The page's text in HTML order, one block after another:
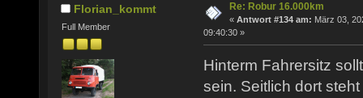
Florian_kommt
Full Member
Re: Robur 16.000km
« Antwort #134 am: März 03,
09:40:30 »
Hinterm Fahrersitz
sein. Seitlich dort